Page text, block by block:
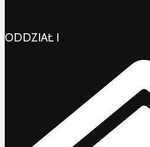
ODDZIAŁ I